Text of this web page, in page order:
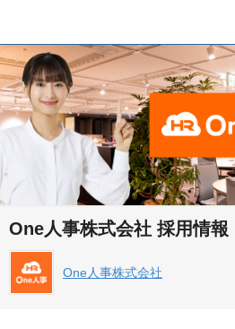
One人事株式会社 採用情報
One人事株式会社